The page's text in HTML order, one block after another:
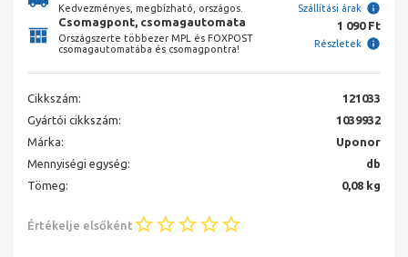
Kedvezményes, megbízható, országos. Szállítási árak
Csomagpont, csomagautomata
Országszerte többezer MPL és FOXPOST
csomagautomatába és csomagpontra!
1 090 Ft
Részletek
Cikkszám:
121033
Gyártói cikkszám:
1039932
Márka:
Uponor
Mennyiségi egység:
db
Tömeg:
0,08 kg
Értékelje elsőként